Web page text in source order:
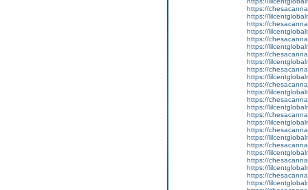
https://
https://
https://
https://
https://
https://
https://
https://
https://
https://
https://
https://
https://
https://
https://
https://
https://
https://
https://
https://
https://
https://
https://
https://